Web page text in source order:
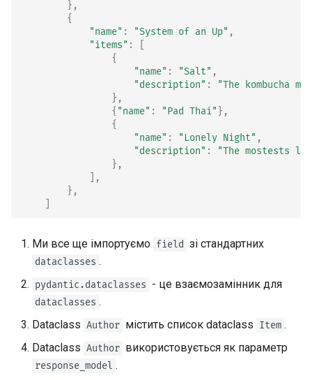
},
{
"name" : "System of an Up" ,
"items" :
{
"name" : "Salt" ,
"description" :
"The kombucha
},
{ "name" : "Pad Thai" },
{
"name" : "Lonely Night" ,
"description" :
"The mostests
},
],
},
Ми все ще імпортуємо field зі стандартних
dataclasses .
pydantic.dataclasses - це взаємозамінник для
dataclasses .
Dataclass Author містить список dataclass Item .
Dataclass Author використовується як параметр
response_model .